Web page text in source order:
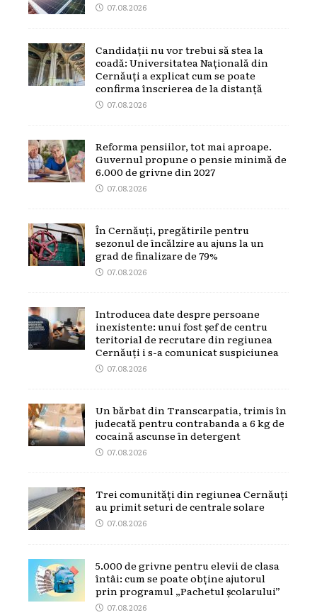
07.08.2026
Candidații nu vor trebui să stea la
coadă: Universitatea Națională din
Cernăuți a explicat cum se poate
confirma înscrierea de la distanță
07.08.2026
Reforma pensiilor, tot mai aproape.
Guvernul propune o pensie minimă de
6.000 de grivne din 2027
07.08.2026
În Cernăuți, pregătirile pentru
sezonul de încălzire au ajuns la un
grad de finalizare de 79%
07.08.2026
Introducea date despre persoane
inexistente: unui fost șef de centru
teritorial de recrutare din regiunea
Cernăuți i s-a comunicat suspiciunea
07.08.2026
Un bărbat din Transcarpatia, trimis în
judecată pentru contrabanda a 6 kg de
cocaină ascunse în detergent
07.08.2026
Trei comunități din regiunea Cernăuți
au primit seturi de centrale solare
07.08.2026
5.000 de grivne pentru elevii de clasa
întâi: cum se poate obține ajutorul
prin programul „Pachetul școlarului”
07.08.2026